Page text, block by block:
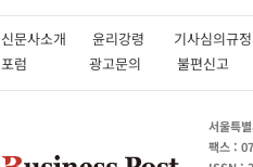
신문사소개 윤리강령 기사심의
포럼
광고문의 불편신고
서울특
팩스 :